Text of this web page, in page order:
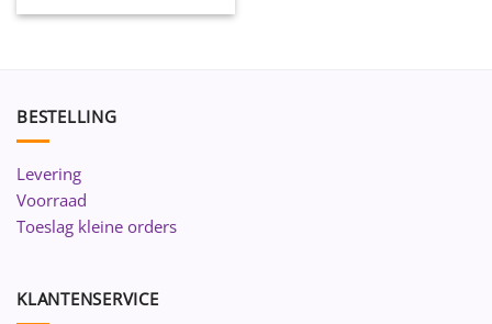
BESTELLING
Levering
Voorraad
Toeslag kleine orders
KLANTENSERVICE